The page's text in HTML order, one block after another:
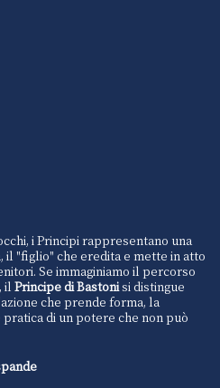
i Principi rappresentano una
il "figlio" che eredita e mette in atto
Se immaginiamo il percorso
il Principe di Bastonisi distingue
che prende forma, la
di un potere che non può